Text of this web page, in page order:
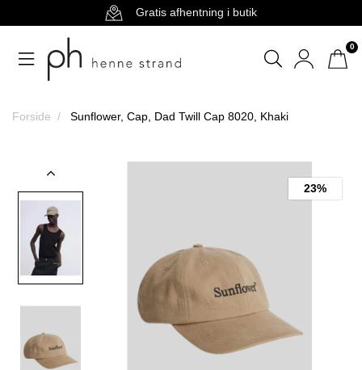
Gratis afhentning i butik
0
Forside Sunflower, Cap, Dad Twill Cap 8020, Khaki
23%